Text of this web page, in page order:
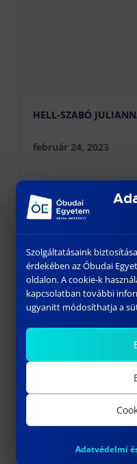
HELL-SZABÓ
február 24, 2023
KÖZELGŐ
AUG
26
18:00-23:30
BÁNKI
1
szeptember 01
Welcome
Bánki
SZEPT 10:15-13:00
DR. VARGA
docens
Naptár megtekintése
Szolgáltatásaink
érdekében az Óbudai
oldalon. A cookie-k
kapcsolatban további
ugyanitt módosíthatja a
Adatvédelmi